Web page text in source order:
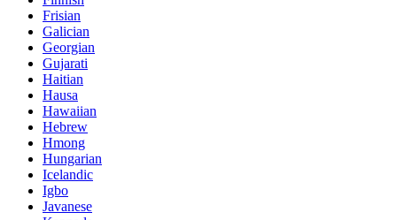
Frisian
Galician
Georgian
Gujarati
Haitian
Hausa
Hawaiian
Hebrew
Hmong
Hungarian
Icelandic
Igbo
Javanese